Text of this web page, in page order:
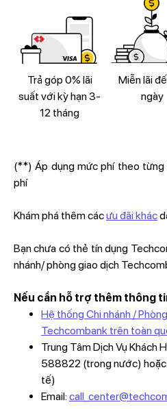
Trả góp 0% lãi
suất với kỳ hạn 3-
12 tháng
Miễn lãi
ngày
(**) Áp dụng mức phí theo từng
phí
Khám phá thêm cácưu đãi khác
Bạn chưa có thẻ tín dụng
nhánh/ phòng giao dịch
Nếu cần hỗ trợ thêm thông
Hệ thống Chi nhánh /
Techcombank trên toàn
Trung Tâm Dịch Vụ Khách
588822 (trong nước)
tế)
Email: